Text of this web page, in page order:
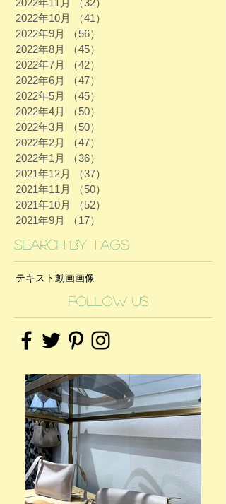
2022年10月
（41）
2022年9月
（56）
2022年8月
（45）
2022年7月
（42）
2022年6月
（47）
2022年5月
（45）
2022年4月
（50）
2022年3月
（50）
2022年2月
（47）
2022年1月
（36）
2021年12月
（37）
2021年11月
（50）
2021年10月
（52）
2021年9月
（17）
Search By Tags
テキスト動画画像
Follow Us